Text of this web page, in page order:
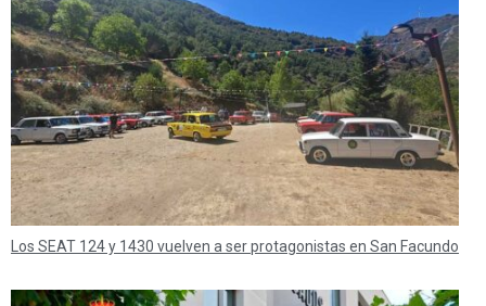
Los SEAT 124 y 1430 vuelven a ser protagonistas en San Facundo